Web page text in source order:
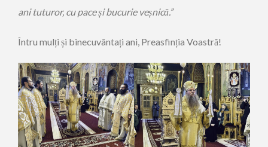
ani tuturor, cu pace și bucurie veșnică.”
Întru mulți și binecuvântați ani, Preasfinția Voastră!